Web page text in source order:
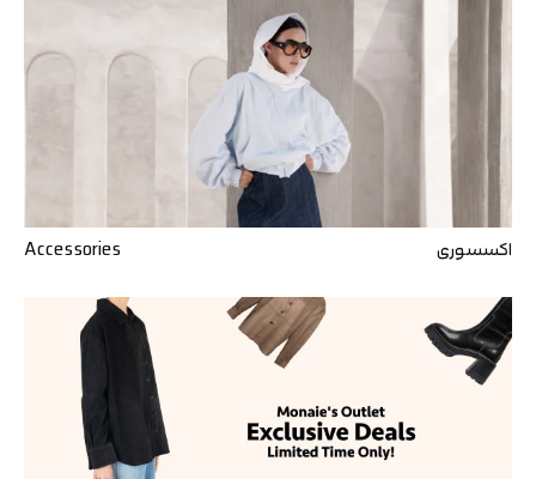
اکسسوری Accessories